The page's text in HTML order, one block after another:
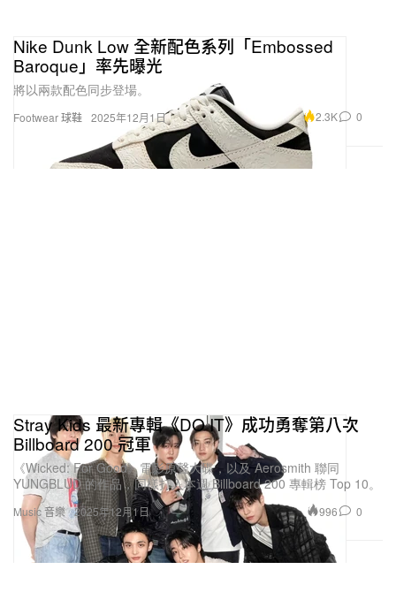
Footwear 球鞋
Nike Dunk Low 全新配色系列「Embossed
Baroque」率先曝光
將以兩款配色同步登場。
2025年12月1日 2.3K 0
Music 音樂
Stray Kids 最新專輯《DO IT》成功勇奪第八次
Billboard 200 冠軍
《Wicked: For Good》電影原聲大碟，以及 Aerosmith 聯同
YUNGBLUD 的作品，同樣打入本週 Billboard 200 專輯榜 Top 10。
2025年12月1日 996 0